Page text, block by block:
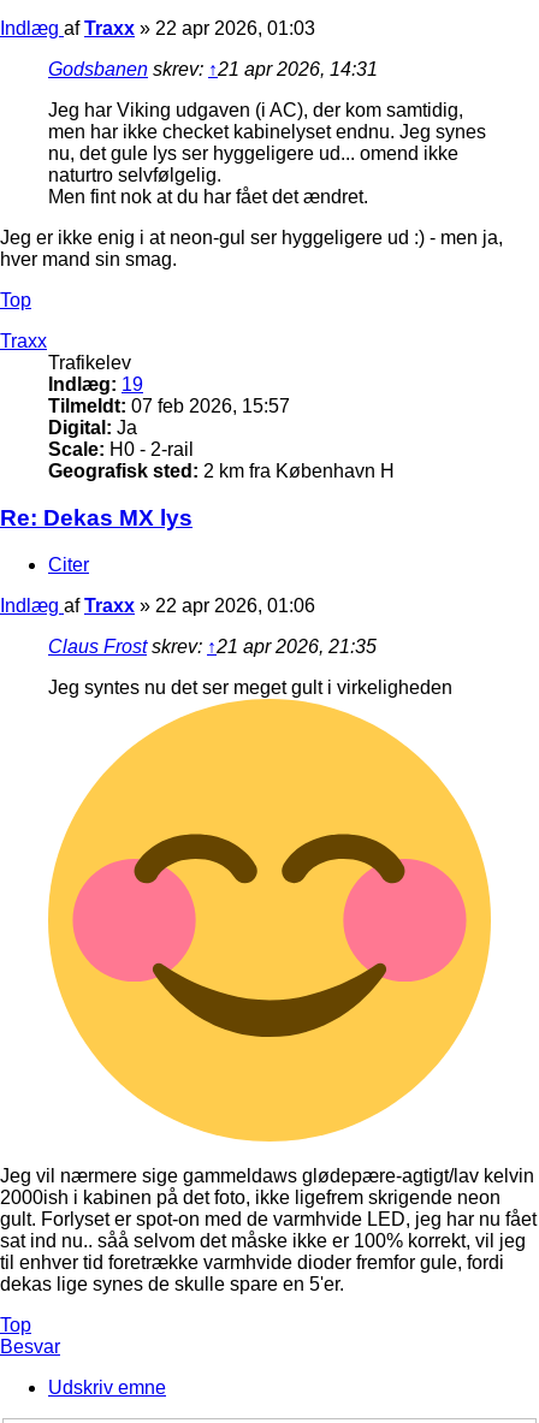
Indlæg afTraxx » 22 apr 2026, 01:03
Godsbanen skrev: ↑21 apr 2026, 14:31
Jeg har Viking udgaven (i AC), der kom samtidig,
men har ikke checket kabinelyset endnu. Jeg synes
nu, det gule lys ser hyggeligere ud... omend ikke
naturtro selvfølgelig.
Men fint nok at du har fået det ændret.
Jeg er ikke enig i at neon-gul ser hyggeligere ud :) - men ja,
hver mand sin smag.
Top
Traxx
Trafikelev
Indlæg: 19
Tilmeldt: 07 feb 2026, 15:57
Digital: Ja
Scale: H0 - 2-rail
Geografisk sted: 2 km fra København H
Re: Dekas MX lys
Citer
Indlæg afTraxx » 22 apr 2026, 01:06
Claus Frostskrev: ↑21 apr 2026, 21:35
Jeg syntes nu det ser meget gult i virkeligheden
Jeg vil nærmere sige gammeldaws glødepære-agtigt/lav kelvin
2000ish i kabinen på det foto, ikke ligefrem skrigende neon
gult. Forlyset er spot-on med de varmhvide LED, jeg har nu fået
sat ind nu.. såå selvom det måske ikke er 100% korrekt, vil jeg
til enhver tid foretrække varmhvide dioder fremfor gule, fordi
dekas lige synes de skulle spare en 5'er.
Top
Besvar
Udskriv emne